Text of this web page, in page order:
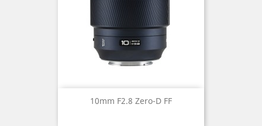
10mm F2.8 Zero-D FF